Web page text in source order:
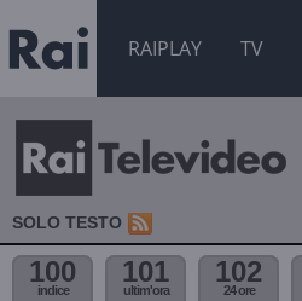
RAIPLAY TV
SOLO TESTO
100
indice
101
ultim'ora
102
24 ore